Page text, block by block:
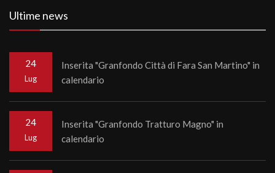
Ultime news
24
Lug
Inserita "Granfondo Città di Fara San Martino" in
calendario
24
Lug
Inserita "Granfondo Tratturo Magno" in
calendario